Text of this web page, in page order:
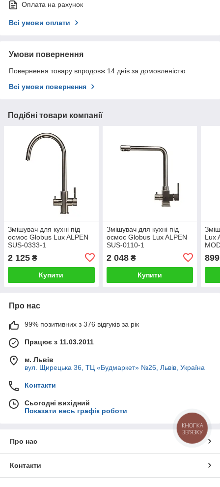
Оплата на рахунок
Всі умови оплати
Умови повернення
Повернення товару впродовж 14 днів за домовленістю
Всі умови повернення
Подібні товари компанії
Змішувач для кухні під
осмос Globus Lux ALPEN
SUS-0333-1
2 125 ₴
Купити
Змішувач для кухні під
осмос Globus Lux ALPEN
SUS-0110-1
2 048₴
Купити
Lux
899
Про нас
99% позитивних з 376 відгуків за рік
Працює з 11.03.2011
м. Львів
вул. Щирецька 36, ТЦ «Будмаркет» №26, Львів, Україна
Контакти
Сьогодні вихідний
Показати весь графік роботи
Про нас
Контакти
КНОПКА
ЗВ'ЯЗКУ